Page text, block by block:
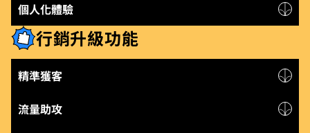
個人化體驗
行銷升級功能
精準獲客
流量助攻